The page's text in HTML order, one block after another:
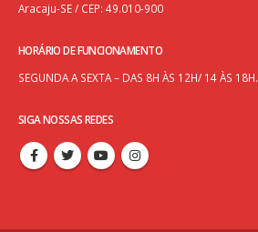
Aracaju-SE / CEP: 49.010-900
HORÁRIO DE FUNCIONAMENTO
SEGUNDA A SEXTA – DAS 8H ÀS 12H/ 14 ÀS 18H.
SIGA NOSSAS REDES